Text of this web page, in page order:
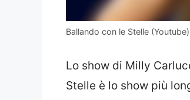
Ballando con le Stelle (Youtube)
Lo show di Milly
Stelle è lo show più